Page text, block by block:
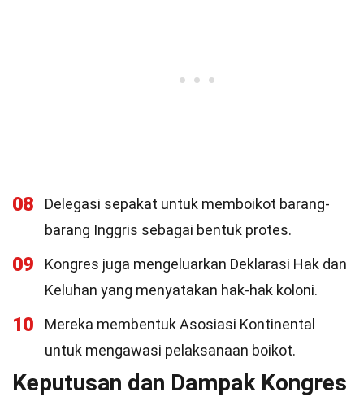
08
Delegasi sepakat untuk memboikot barang-
barang Inggris sebagai bentuk protes.
09
Kongres juga mengeluarkan Deklarasi Hak dan
Keluhan yang menyatakan hak-hak koloni.
10
Mereka membentuk Asosiasi Kontinental
untuk mengawasi pelaksanaan boikot.
Keputusan dan Dampak Kongres